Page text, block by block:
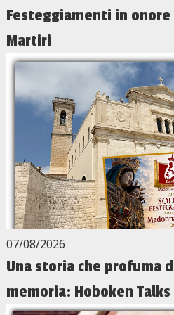
Festeggiamenti in
Martiri
07/08/2026
Una storia che profuma
memoria: Hoboken Talks